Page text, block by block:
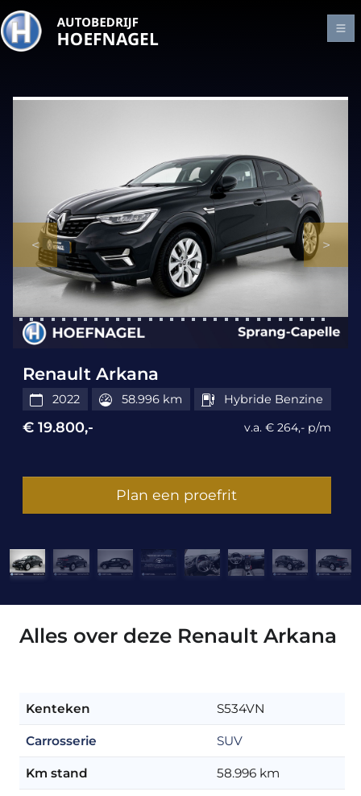
Renault Arkana
2022 58.996 km Hybride Benzine
€ 19.800,- v.a. € 264,- p/m
Plan een proefrit
Alles over deze Renault Arkana
Kenteken S534VN
Carrosserie SUV
Km stand 58.996 km